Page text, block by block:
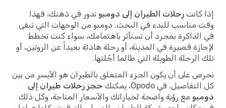
إذا كانت رحلات الطيران إلى دومبو تدور في ذهنك، فهذا
وقت مناسب للبدء في البحث. دومبو من الوجهات التي تبقى
في الذاكرة بمجرد أن تستأثر باهتمامك، سواء كنت تخطط
لإجازة قصيرة في المدينة، أو رحلة هادئة بعيداً عن الروتين، أو
تلك الرحلة الطويلة التي طالما أجّلتها.
نحرص على أن يكون الجزء المتعلق بالطيران هو الأيسر من بين
كل التفاصيل. في Opodo، يمكنك
حجز رحلات طيران إلى
دومبو مع رؤية واضحة لخياراتك والأسعار المتاحة، وكل ذلك